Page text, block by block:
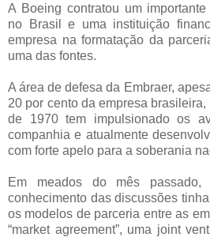
A Boeing contratou um
no Brasil e uma instituição
empresa na formatação da
uma das fontes.
A área de defesa da Embraer,
20 por cento da empresa
de 1970 tem impulsionado os
companhia e atualmente
com forte apelo para a soberania
Em meados do mês
conhecimento das discussões
os modelos de parceria entre as
“market agreement”, uma joint